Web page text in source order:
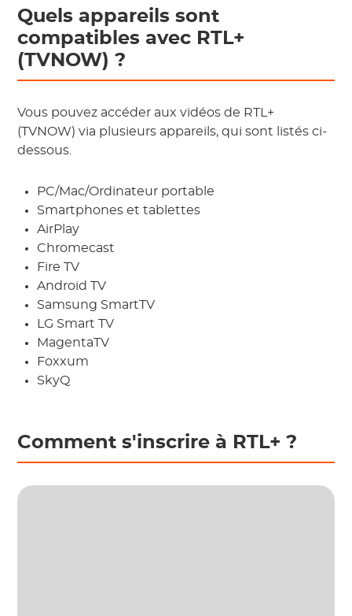
Quels appareils sont
compatibles avec RTL+
(TVNOW) ?
Vous pouvez accéder aux vidéos de RTL+
(TVNOW) via plusieurs appareils, qui sont listés ci-
dessous.
PC/Mac/Ordinateur portable
Smartphones et tablettes
AirPlay
Chromecast
Fire TV
Android TV
Samsung SmartTV
LG Smart TV
MagentaTV
Foxxum
SkyQ
Comment s'inscrire à RTL+ ?